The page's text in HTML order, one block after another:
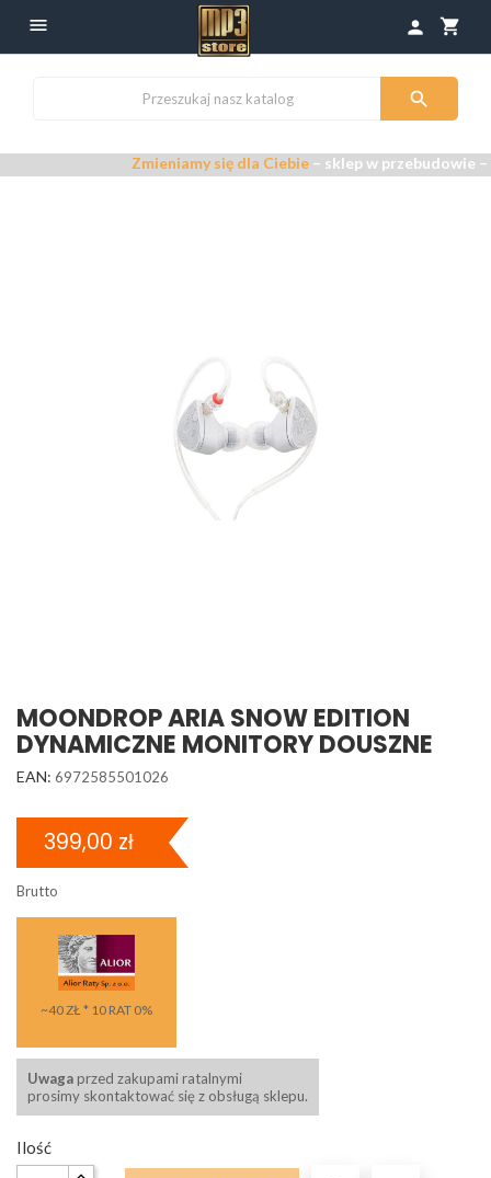
 shopping_cart
person

Zmieniamy się dla Ciebie– sklep w przebudowie –
MOONDROP ARIA SNOW EDITION
DYNAMICZNE MONITORY DOUSZNE
EAN: 6972585501026
399,00 zł
Brutto
~40 ZŁ * 10 RAT 0%
Uwaga przed zakupami ratalnymi
prosimy skontaktować się z obsługą sklepu.
Ilość